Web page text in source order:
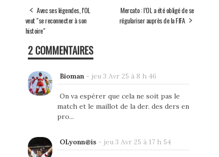
Avec ses légendes, l’OL
veut "se reconnecter à son
histoire"
Mercato : l’OL a été obligé de se
régulariser auprès de la FIFA
2 COMMENTAIRES
Bioman- jeu 3 Avr 25 à 8 h 46
On va espérer que cela ne soit pas le
match et le maillot de la der. des ders en
pro...
OLyonn@is- jeu 3 Avr 25 à 17 h 54